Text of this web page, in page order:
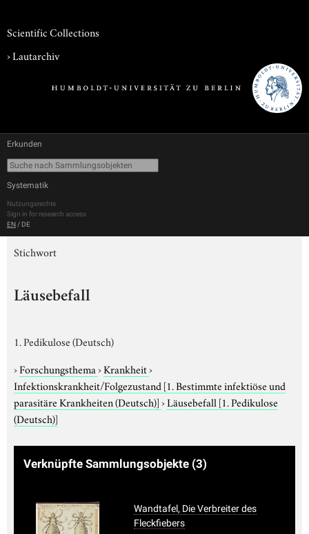
Scientific Collections
›Lautarchiv
Erkunden
Systematik
Nutzungsrechte
Sign in for research access
EN / DE
Stichwort
Läusebefall
1. Pedikulose (Deutsch)
›Forschungsthema›Krankheit›
Infektionskrankheit/Folgezustand [1. Bestimmte infektiöse und
parasitäre Krankheiten (Deutsch)]›Läusebefall [1. Pedikulose
(Deutsch)]
Verknüpfte Sammlungsobjekte (3)
Wandtafel, Die Verbreiter des
Fleckfiebers